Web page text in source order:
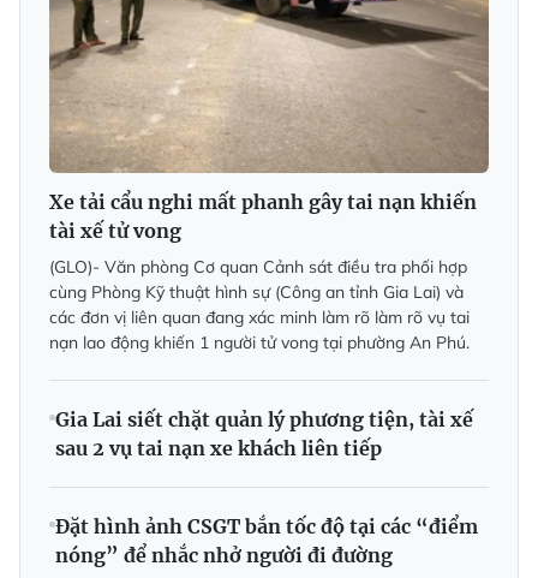
Xe tải cẩu nghi mất phanh gây tai nạn khiến
tài xế tử vong
(GLO)- Văn phòng Cơ quan Cảnh sát điều tra phối hợp
cùng Phòng Kỹ thuật hình sự (Công an tỉnh Gia Lai) và
các đơn vị liên quan đang xác minh làm rõ làm rõ vụ tai
nạn lao động khiến 1 người tử vong tại phường An Phú.
Gia Lai siết chặt quản lý phương tiện, tài xế
sau 2 vụ tai nạn xe khách liên tiếp
Đặt hình ảnh CSGT bắn tốc độ tại các “điểm
nóng” để nhắc nhở người đi đường